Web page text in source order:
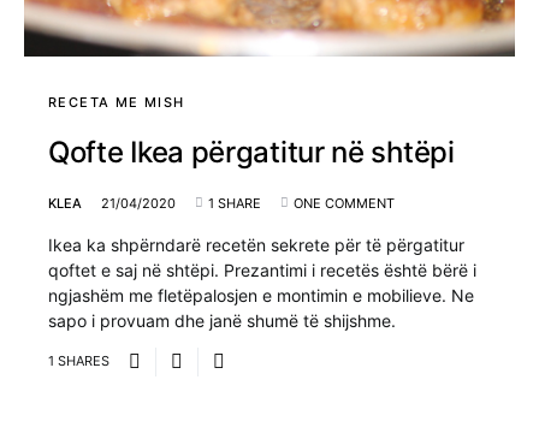
RECETA ME MISH
Qofte Ikea përgatitur në shtëpi
KLEA 21/04/2020 1 SHARE ONE COMMENT
Ikea ka shpërndarë recetën sekrete për të përgatitur
qoftet e saj në shtëpi. Prezantimi i recetës është bërë i
ngjashëm me fletëpalosjen e montimin e mobilieve. Ne
sapo i provuam dhe janë shumë të shijshme.
1 SHARES